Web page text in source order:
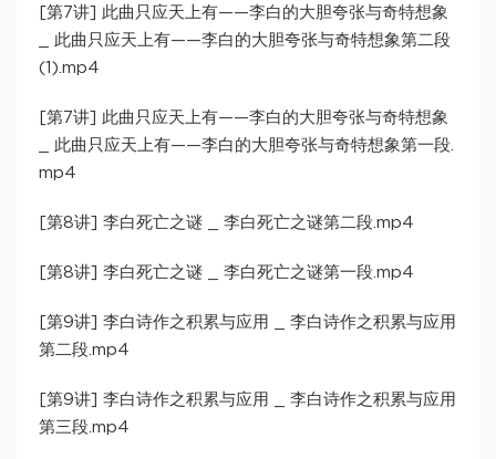
[第7讲] 此曲只应天上有——李白的大胆夸张与奇特想象
_ 此曲只应天上有——李白的大胆夸张与奇特想象第二段
(1).mp4
[第7讲] 此曲只应天上有——李白的大胆夸张与奇特想象
_ 此曲只应天上有——李白的大胆夸张与奇特想象第一段.
mp4
[第8讲] 李白死亡之谜 _ 李白死亡之谜第二段.mp4
[第8讲] 李白死亡之谜 _ 李白死亡之谜第一段.mp4
[第9讲] 李白诗作之积累与应用 _ 李白诗作之积累与应用
第二段.mp4
[第9讲] 李白诗作之积累与应用 _ 李白诗作之积累与应用
第三段.mp4